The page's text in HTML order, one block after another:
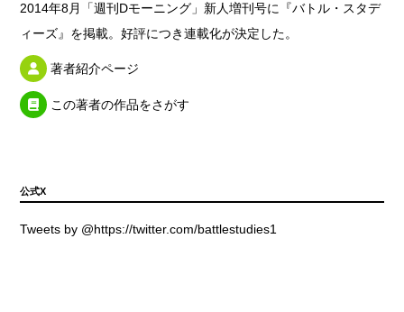
2014年8月「週刊Dモーニング」新人増刊号に『バトル・スタデ
ィーズ』を掲載。好評につき連載化が決定した。
著者紹介ページ
この著者の作品をさがす
公式X
Tweets by @https://twitter.com/battlestudies1